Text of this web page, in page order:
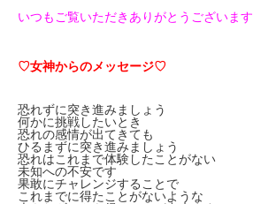
いつもご覧いただきありがとうございます
♡女神からのメッセージ♡
恐れずに突き進みましょう
何かに挑戦したいとき
恐れの感情が出てきても
ひるまずに突き進みましょう
恐れはこれまで体験したことがない
未知への不安です
果敢にチャレンジすることで
これまでに得たことがないような